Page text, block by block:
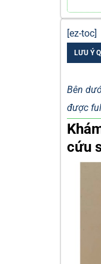
[ez-toc]
LƯU Ý
Bên
được
cứu